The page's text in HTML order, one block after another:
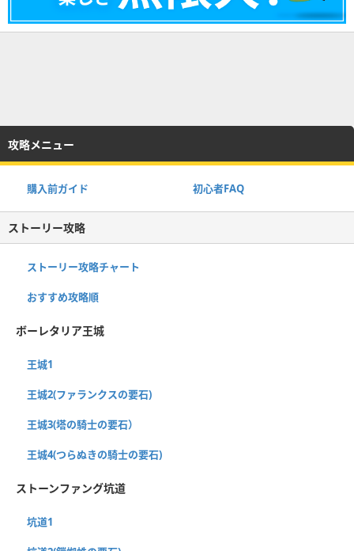
攻略メニュー
購入前ガイド 初心者FAQ
ストーリー攻略
ストーリー攻略チャート
おすすめ攻略順
ボーレタリア王城
王城1
王城2(ファランクスの要石)
王城3(塔の騎士の要石）
王城4(つらぬきの騎士の要石)
ストーンファング坑道
坑道1